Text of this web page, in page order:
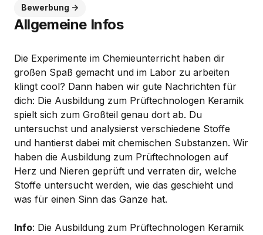
Bewerbung
Allgemeine Infos
Die Experimente im Chemieunterricht haben dir
großen Spaß gemacht und im Labor zu arbeiten
klingt cool? Dann haben wir gute Nachrichten für
dich: Die Ausbildung zum Prüftechnologen Keramik
spielt sich zum Großteil genau dort ab. Du
untersuchst und analysierst verschiedene Stoffe
und hantierst dabei mit chemischen Substanzen. Wir
haben die Ausbildung zum Prüftechnologen auf
Herz und Nieren geprüft und verraten dir, welche
Stoffe untersucht werden, wie das geschieht und
was für einen Sinn das Ganze hat.
Info: Die Ausbildung zum Prüftechnologen Keramik